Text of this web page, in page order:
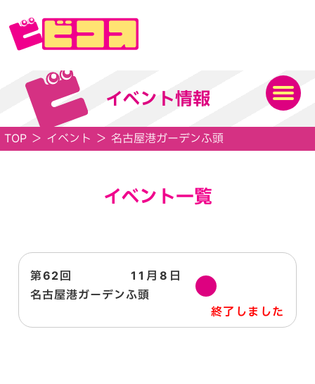
イベント情報
TOP ＞ イベント ＞ 名古屋港ガーデンふ頭
イベント一覧
第62回 11月8日 土
名古屋港ガーデンふ頭
終了しました